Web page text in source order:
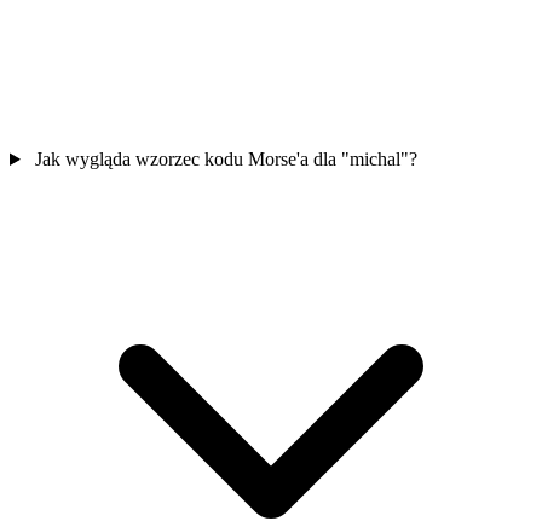
Jak wygląda wzorzec kodu Morse'a dla "michal"?